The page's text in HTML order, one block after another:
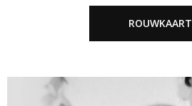
ROUWKAART